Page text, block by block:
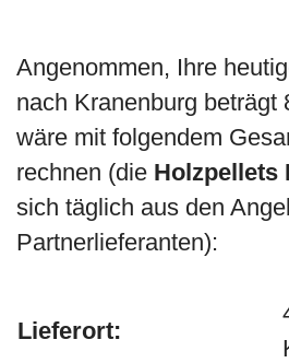
Angenommen, Ihre
nach Kranenburg beträgt
wäre mit folgendem
rechnen (die Holzpellets
sich täglich aus den
Partnerlieferanten):
Lieferort: